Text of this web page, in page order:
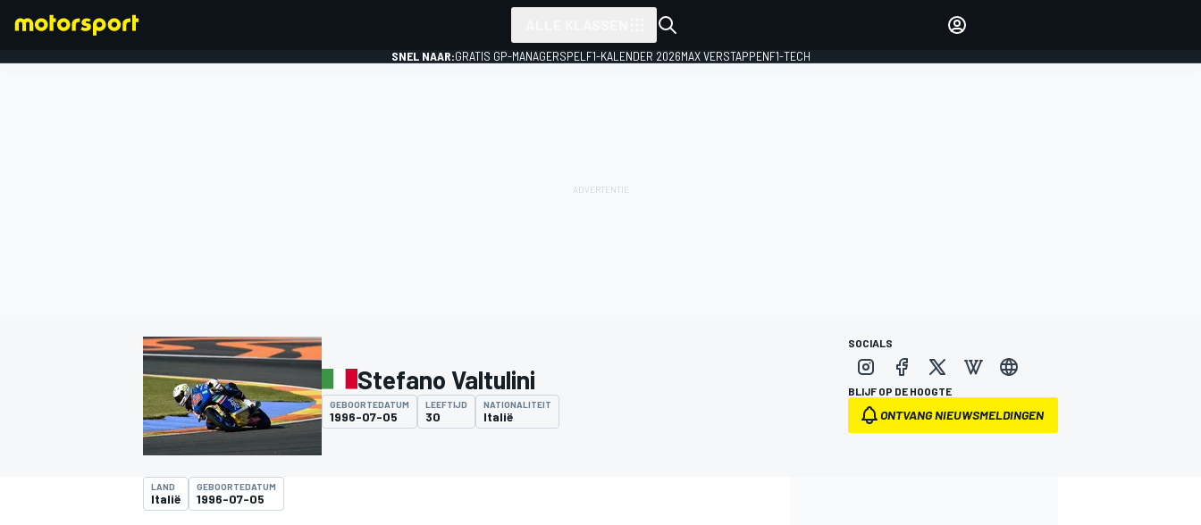
SNEL NAAR:GRATIS GP-MANAGERSPEL F1-KALENDER 2026MAX VERSTAPPENF1-TECH
Stefano Valtulini
GEBOORTEDATUM
1996-07-05
LEEFTIJD
30
NATIONALITEIT
Italië
SOCIALS
BLIJF OP DE HOOGTE
ONTVANG NIEUWSMELDINGEN
LAND
Italië
GEBOORTEDATUM
1996-07-05